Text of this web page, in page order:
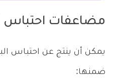
مضاعفات احتباس
يمكن أن ينتج عن احتباس
ضمنها: